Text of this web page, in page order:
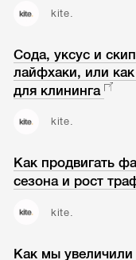
kite.
Сода, уксус и
лайфхаки, или
для клининга
kite.
Как продвигать
сезона и рост
kite.
Как мы увеличили